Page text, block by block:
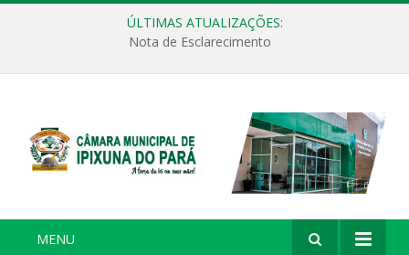
ÚLTIMAS ATUALIZAÇÕES:
Nota de Esclarecimento
MENU